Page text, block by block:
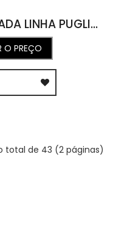
TRAVESSA CASUAL QUADRADA LINHA PUGLIA 31,5L X 41C X 4A
O PREÇO
total de 43 (2 páginas)